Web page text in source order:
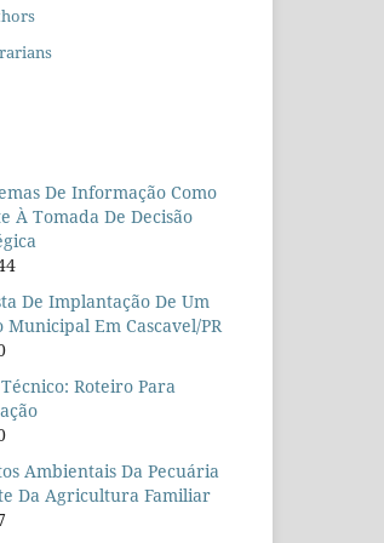
De Informação Como
À Tomada De Decisão
De Implantação De Um
Municipal Em Cascavel/PR
Roteiro Para
Ambientais Da Pecuária
Da Agricultura Familiar